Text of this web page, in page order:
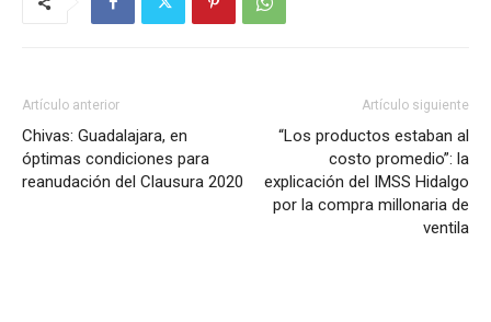
Artículo anterior
Chivas: Guadalajara, en
óptimas condiciones para
reanudación del Clausura 2020
Artículo siguiente
“Los productos estaban al
costo promedio”: la
explicación del IMSS Hidalgo
por la compra millonaria de
ventila